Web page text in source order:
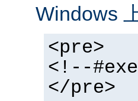
Windows
<pre>
<!--
</pre>